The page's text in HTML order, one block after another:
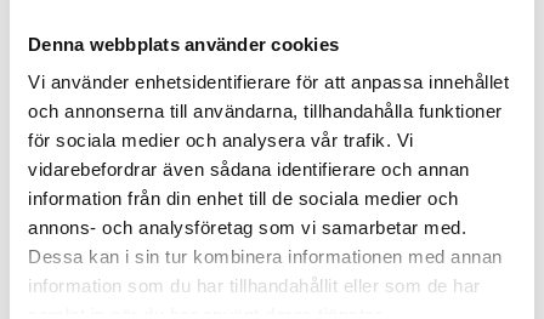
Denna webbplats använder cookies
Vi använder enhetsidentifierare för att anpassa innehållet
och annonserna till användarna, tillhandahålla funktioner
för sociala medier och analysera vår trafik. Vi
vidarebefordrar även sådana identifierare och annan
information från din enhet till de sociala medier och
annons- och analysföretag som vi samarbetar med.
Dessa kan i sin tur kombinera informationen med annan
information som du har tillhandahållit eller som de har
CLN PERFORM T-SHIRT DAM,
SKOGSGRÖN
150,00kr
T-shirt tillverkat i en supermjuk kvalitet som ger en